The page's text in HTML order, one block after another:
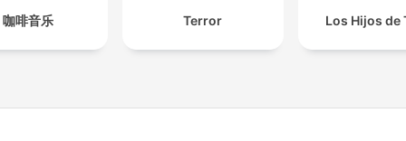
咖啡音乐 Terror Los Hijos de